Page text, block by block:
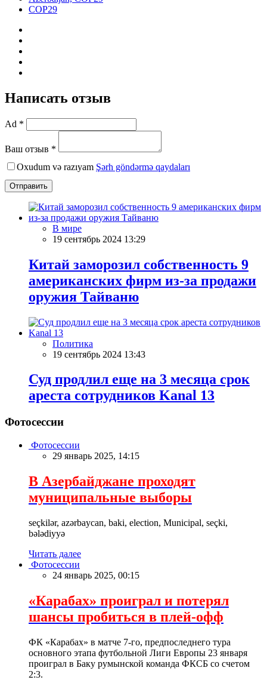
COP29
Написать отзыв
Ad *
Ваш отзыв *
Oxudum və razıyam Şərh göndərmə qaydaları
Отправить
В мире
19 сентябрь 2024 13:29
Китай заморозил собственность 9
американских фирм из-за продажи
оружия Тайваню
Политика
19 сентябрь 2024 13:43
Суд продлил еще на 3 месяца срок
ареста сотрудников Kanal 13
Фотосессии
Фотосессии
29 январь 2025, 14:15
В Азербайджане проходят
муниципальные выборы
seçkilər, azərbaycan, baki, election, Municipal, seçki,
bələdiyyə
Читать далее
Фотосессии
24 январь 2025, 00:15
«Карабах» проиграл и потерял
шансы пробиться в плей-офф
ФК «Карабах» в матче 7-го, предпоследнего тура
основного этапа футбольной Лиги Европы 23 января
проиграл в Баку румынской команда ФКСБ со счетом
2:3.